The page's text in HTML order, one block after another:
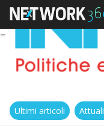
Ultimi articoli